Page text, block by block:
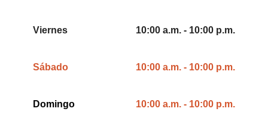
Viernes 10:00 a.m. - 10:00 p.m.
Sábado 10:00 a.m. - 10:00 p.m.
Domingo 10:00 a.m. - 10:00 p.m.